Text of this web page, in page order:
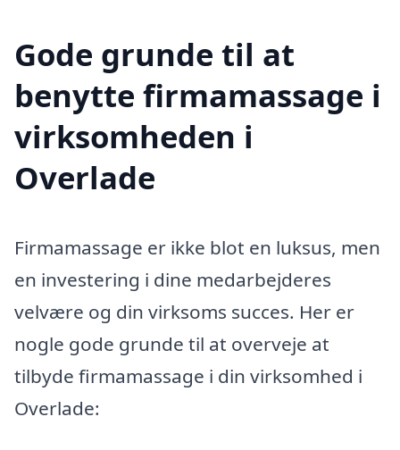
Gode grunde til at
benytte firmamassage i
virksomheden i
Overlade
Firmamassage er ikke blot en luksus, men
en investering i dine medarbejderes
velvære og din virksoms succes. Her er
nogle gode grunde til at overveje at
tilbyde firmamassage i din virksomhed i
Overlade: